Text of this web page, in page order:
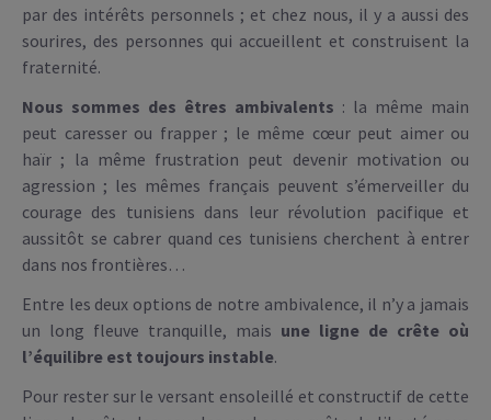
par des intérêts personnels ; et chez nous, il y a aussi des
sourires, des personnes qui accueillent et construisent la
fraternité.
Nous sommes des êtres ambivalents : la même main
peut caresser ou frapper ; le même cœur peut aimer ou
haïr ; la même frustration peut devenir motivation ou
agression ; les mêmes français peuvent s’émerveiller du
courage des tunisiens dans leur révolution pacifique et
aussitôt se cabrer quand ces tunisiens cherchent à entrer
dans nos frontières…
Entre les deux options de notre ambivalence, il n’y a jamais
un long fleuve tranquille, mais une ligne de crête où
l’équilibre est toujours instable.
Pour rester sur le versant ensoleillé et constructif de cette